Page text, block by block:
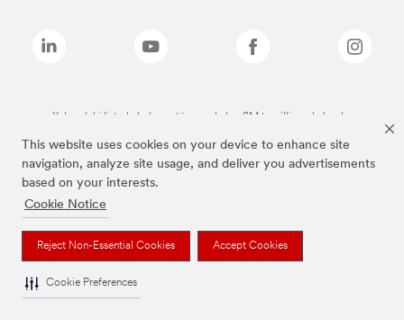
This website uses cookies on your device to enhance site
navigation, analyze site usage, and deliver you advertisements
based on your interests.
Cookie Notice
Reject Non-Essential Cookies Accept Cookies
Cookie Preferences
Yukarıdaki listede bulunan tüm markalar, 3M tescilli markalarıdır.